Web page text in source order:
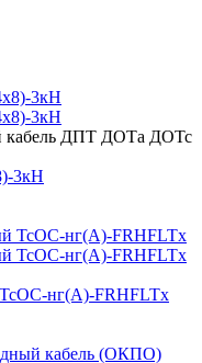
кабель ДПТ ДОТа ДОТс
3кН
ТсОС-нг(А)-FRHFLTx